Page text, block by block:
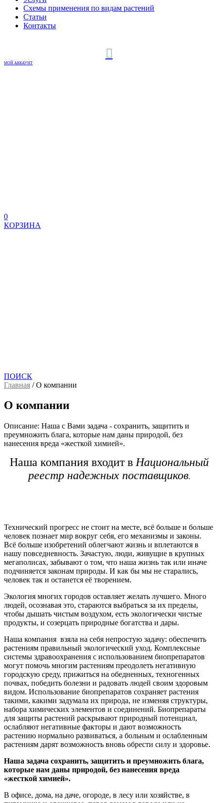
Схемы применения по видам растений
Статьи
Контакты
МОЙ АККАУНТ
0
КОРЗИНА
ПОИСК
Главная /О компании
О компании
Описание: Наша с Вами задача - сохранить, защитить и
преумножить блага, которые нам даны природой, без
нанесения вреда «жесткой химией».
Наша компания входит вНациональный
реестр надежных поставщиков.
Технический прогресс не стоит на месте, всё больше и больше
человек познает мир вокруг себя, его механизмы и законы.
Всё больше изобретений облегчают жизнь и вплетаются в
нашу повседневность. Зачастую, люди, живущие в крупных
мегаполисах, забывают о том, что наша жизнь так или иначе
подчиняется законам природы. И как бы мы не старались,
человек так и останется её творением.
Экология многих городов оставляет желать лучшего. Много
людей, осознавая это, стараются выбраться за их пределы,
чтобы дышать чистым воздухом, есть экологически чистые
продукты, и созерцать природные богатства и дары.
Наша компания взяла на себя непростую задачу: обеспечить
растениям правильный экологический уход. Комплексные
системы здравоохранения с использованием биопрепаратов
могут помочь многим растениям преодолеть негативную
городскую среду, прижиться на обедненных, техногенных
почвах, победить болезни и радовать людей своим здоровым
видом. Использование биопрепаратов сохраняет растения
такими, какими задумала их природа, не изменяя структуры,
набора химических элементов и соединений. Биопрепараты
для защиты растений раскрывают природный потенциал,
ослабляют негативные факторы и дают возможность
растению нормально развиваться, а больным и ослабленным
растениям дарят возможность вновь обрести силу и здоровье.
Наша задача сохранить, защитить и преумножить блага,
которые нам даны природой, без нанесения вреда
«жесткой химией».
В офисе, дома, на даче, огороде, в лесу или хозяйстве, в